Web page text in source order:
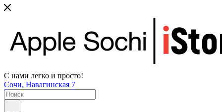
С нами легко и просто!
Сочи, Навагинская 7